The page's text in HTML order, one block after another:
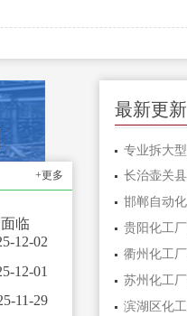
+更多
临
12-02
12-01
11-29
最新更新